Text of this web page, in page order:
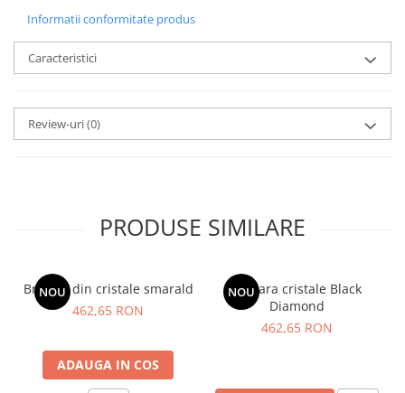
Informatii conformitate produs
Caracteristici
Review-uri(0)
PRODUSE SIMILARE
NOU
Bratara din cristale smarald
462,65 RON
ADAUGA IN COS
NOU
Bratara cristale Black
Diamond
462,65 RON